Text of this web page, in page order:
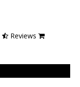
Reviews